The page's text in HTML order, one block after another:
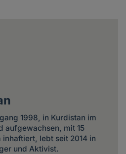
1998, in Kurdistan im
aufgewachsen, mit 15
lebt seit 2014 in
und Aktivist.